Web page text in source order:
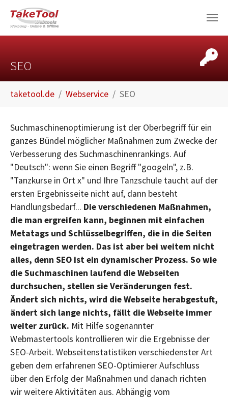
SEO
taketool.de Webservice SEO
Suchmaschinenoptimierung ist der Oberbegriff für ein
ganzes Bündel möglicher Maßnahmen zum Zwecke der
Verbesserung des Suchmaschinenrankings. Auf
"Deutsch": wenn Sie einen Begriff "googeln", z.B.
"Tanzkurse in Ort x" und Ihre Tanzschule taucht auf der
ersten Ergebnisseite nicht auf, dann besteht
Handlungsbedarf... Die verschiedenen Maßnahmen,
die man ergreifen kann, beginnen mit einfachen
Metatags und Schlüsselbegriffen, die in die Seiten
eingetragen werden. Das ist aber bei weitem nicht
alles, denn SEO ist ein dynamischer Prozess. So wie
die Suchmaschinen laufend die Webseiten
durchsuchen, stellen sie Veränderungen fest.
Ändert sich nichts, wird die Webseite herabgestuft,
ändert sich lange nichts, fällt die Webseite immer
weiter zurück. Mit Hilfe sogenannter
Webmastertools kontrollieren wir die Ergebnisse der
SEO-Arbeit. Webseitenstatistiken verschiedenster Art
geben dem erfahrenen SEO-Optimierer Aufschluss
über den Erfolg der Maßnahmen und danach richten
wir weitere Aktivitäten aus. Abhängig vom